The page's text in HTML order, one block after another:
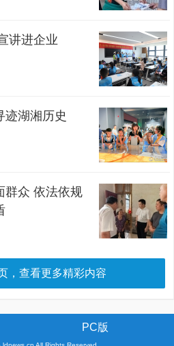
讲进企业
迹湖湘历史
群众 依法依规
，查看更多精彩内容
PC版